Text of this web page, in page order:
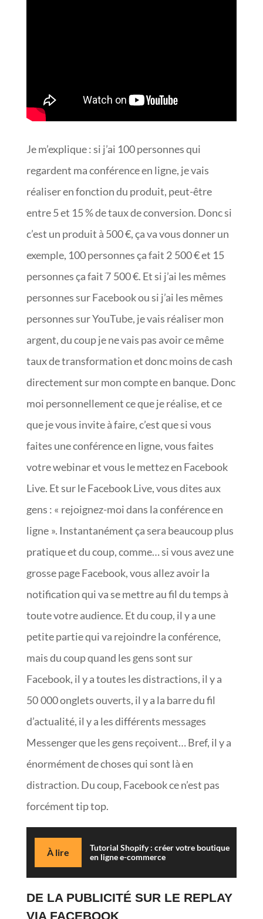
Je m’explique : si j’ai 100 personnes qui
regardent ma conférence en ligne, je vais
réaliser en fonction du produit, peut-être
entre 5 et 15 % de taux de conversion. Donc si
c’est un produit à 500 €, ça va vous donner un
exemple, 100 personnes ça fait 2 500 € et 15
personnes ça fait 7 500 €. Et si j’ai les mêmes
personnes sur Facebook ou si j’ai les mêmes
personnes sur YouTube, je vais réaliser mon
argent, du coup je ne vais pas avoir ce même
taux de transformation et donc moins de cash
directement sur mon compte en banque. Donc
moi personnellement ce que je réalise, et ce
que je vous invite à faire, c’est que si vous
faites une conférence en ligne, vous faites
votre webinar et vous le mettez en Facebook
Live. Et sur le Facebook Live, vous dites aux
gens : « rejoignez-moi dans la conférence en
ligne ». Instantanément ça sera beaucoup plus
pratique et du coup, comme… si vous avez une
grosse page Facebook, vous allez avoir la
notification qui va se mettre au fil du temps à
toute votre audience. Et du coup, il y a une
petite partie qui va rejoindre la conférence,
mais du coup quand les gens sont sur
Facebook, il y a toutes les distractions, il y a
50 000 onglets ouverts, il y a la barre du fil
d’actualité, il y a les différents messages
Messenger que les gens reçoivent… Bref, il y a
énormément de choses qui sont là en
distraction. Du coup, Facebook ce n’est pas
forcément tip top.
À lire
Tutorial Shopify : créer votre boutique
en ligne e-commerce
DE LA PUBLICITÉ SUR LE REPLAY
VIA FACEBOOK